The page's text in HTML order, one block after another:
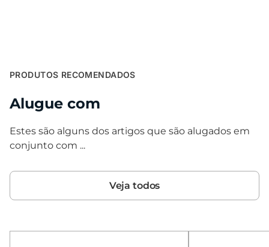
PRODUTOS RECOMENDADOS
Alugue com
Estes são alguns dos artigos que são alugados em
conjunto com ...
Veja todos